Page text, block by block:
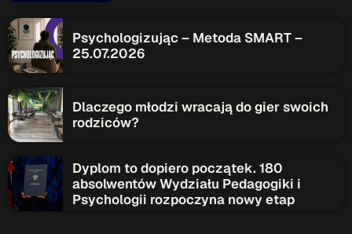
Psychologizując – Metoda SMART –
25.07.2026
Dlaczego młodzi wracają do gier swoich
rodziców?
Dyplom to dopiero początek. 180
absolwentów Wydziału Pedagogiki i
Psychologii rozpoczyna nowy etap